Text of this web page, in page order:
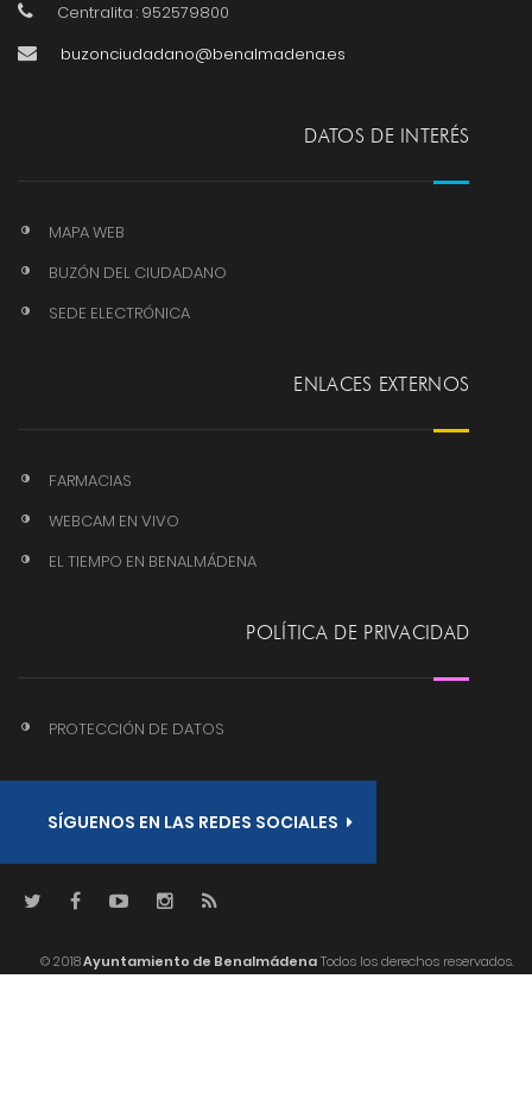
Centralita : 952579800
buzonciudadano@benalmadena.es
DATOS DE INTERÉS
MAPA WEB
BUZÓN DEL CIUDADANO
SEDE ELECTRÓNICA
ENLACES EXTERNOS
FARMACIAS
WEBCAM EN VIVO
EL TIEMPO EN BENALMÁDENA
POLÍTICA DE PRIVACIDAD
PROTECCIÓN DE DATOS
SÍGUENOS EN LAS REDES SOCIALES
© 2018Ayuntamiento de BenalmádenaTodos los derechos reservados.